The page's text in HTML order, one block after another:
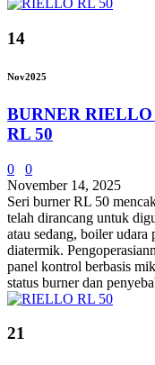
14
Nov2025
BURNER
RL 50
0
0
November 14, 2025
Seri burner RL 50
telah dirancang untuk
atau sedang, boiler udara
diatermik.
panel kontrol berbasis
status burner dan
21